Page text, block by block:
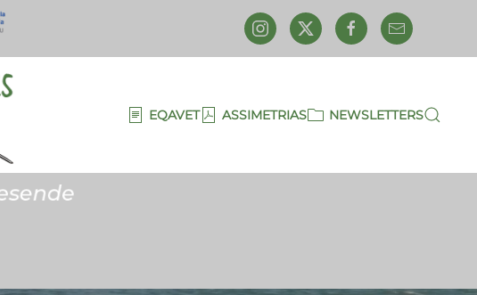
EQAVET ASSIMETRIAS NEWSLETTERS